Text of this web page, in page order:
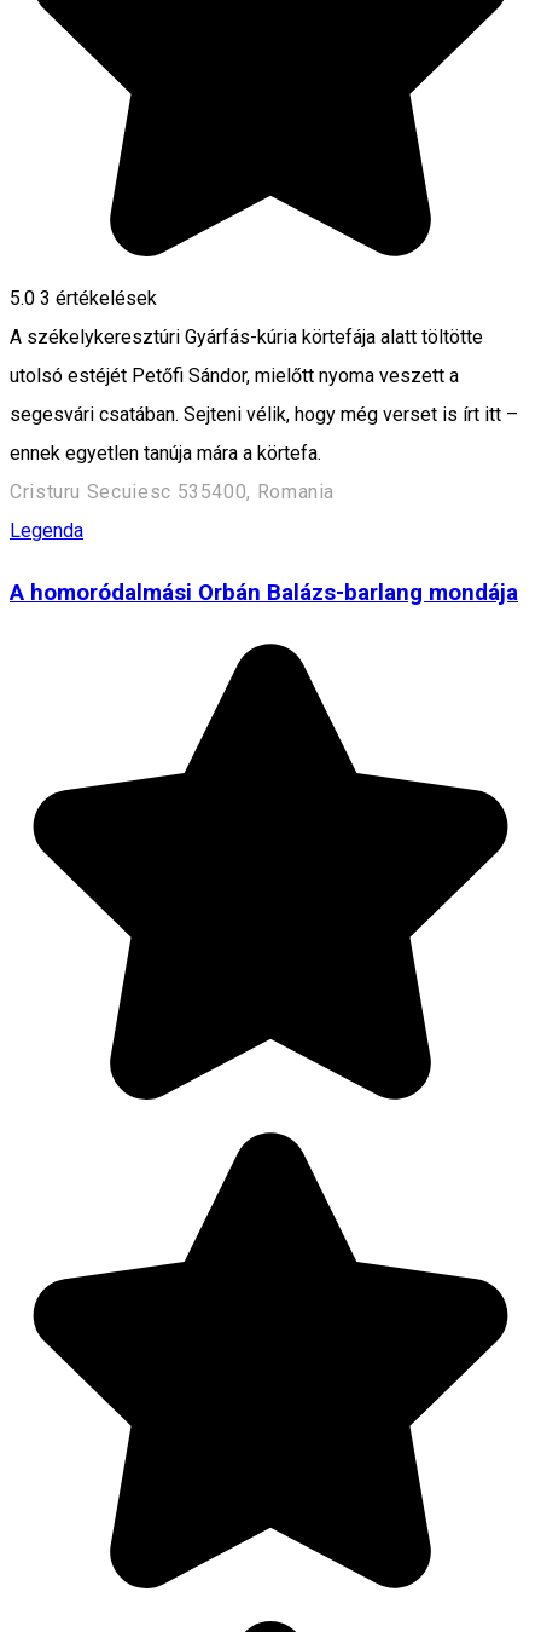
5.0 3 értékelések
A székelykeresztúri Gyárfás-kúria körtefája alatt töltötte
utolsó estéjét Petőfi Sándor, mielőtt nyoma veszett a
segesvári csatában. Sejteni vélik, hogy még verset is írt itt –
ennek egyetlen tanúja mára a körtefa.
Cristuru Secuiesc 535400, Romania
Legenda
A homoródalmási Orbán Balázs-barlang mondája